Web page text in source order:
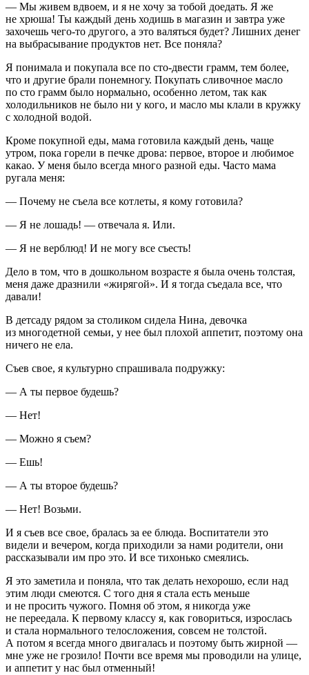
— Мы живем вдвоем, и я не хочу за тобой доедать. Я же
не хрюша! Ты каждый день ходишь в магазин и завтра уже
захочешь чего-то другого, а это валяться будет? Лишних денег
на выбрасывание продуктов нет. Все поняла?
Я понимала и покупала все по сто-двести грамм, тем более,
что и другие брали понемногу. Покупать сливочное масло
по сто грамм было нормально, особенно летом, так как
холодильников не было ни у кого, и масло мы клали в кружку
с холодной водой.
Кроме покупной еды, мама готовила каждый день, чаще
утром, пока горели в печке дрова: первое, второе и любимое
какао. У меня было всегда много разной еды. Часто мама
ругала меня:
— Почему не съела все котлеты, я кому готовила?
— Я не лошадь! — отвечала я. Или.
— Я не верблюд! И не могу все съесть!
Дело в том, что в дошкольном возрасте я была очень толстая,
меня даже дразнили «жирягой». И я тогда съедала все, что
давали!
В детсаду рядом за столиком сидела Нина, девочка
из многодетной семьи, у нее был плохой аппетит, поэтому она
ничего не ела.
Съев свое, я культурно спрашивала подружку:
— А ты первое будешь?
— Нет!
— Можно я съем?
— Ешь!
— А ты второе будешь?
— Нет! Возьми.
И я съев все свое, бралась за ее блюда. Воспитатели это
видели и вечером, когда приходили за нами родители, они
рассказывали им про это. И все тихонько смеялись.
Я это заметила и поняла, что так делать нехорошо, если над
этим люди смеются. С того дня я стала есть меньше
и не просить чужого. Помня об этом, я никогда уже
не переедала. К первому классу я, как говориться, изрослась
и стала нормального телосложения, совсем не толстой.
А потом я всегда много двигалась и поэтому быть жирной —
мне уже не грозило! Почти все время мы проводили на улице,
и аппетит у нас был отменный!